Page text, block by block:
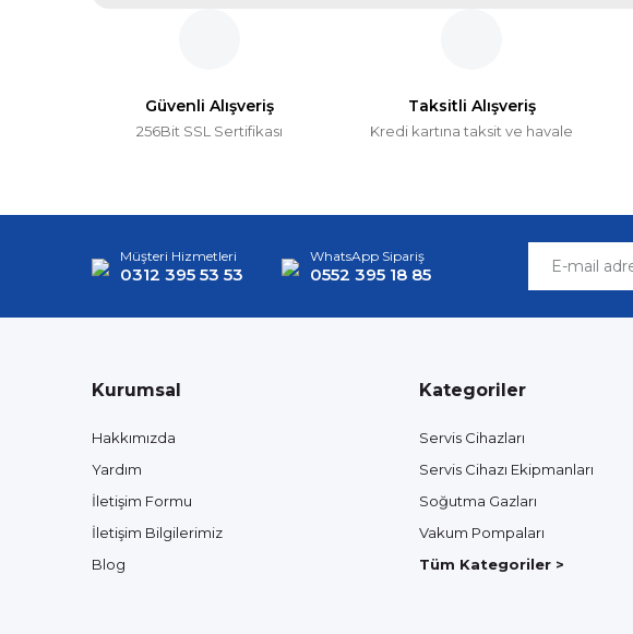
Güvenli Alışveriş
256Bit SSL Sertifikası
Taksitli Alışveriş
Kredi kartına taksit ve havale
Müşteri Hizmetleri
0312 395 53 53
WhatsApp Sipariş
0552 395 18 85
Kurumsal
Hakkımızda
Yardım
İletişim Formu
İletişim Bilgilerimiz
Blog
Kategoriler
Servis Cihazları
Servis Cihazı Ekipmanları
Soğutma Gazları
Vakum Pompaları
Tüm Kategoriler >